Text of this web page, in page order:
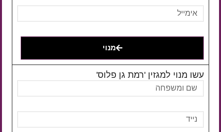
מנוי
עשו מנוי למגזין 'רמת גן פלוס'